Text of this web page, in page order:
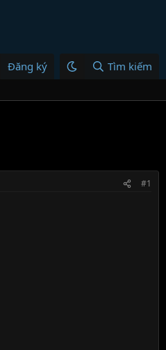
Đăng ký Tìm kiếm
#1